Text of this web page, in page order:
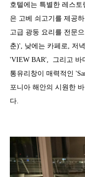
호텔에는 특별한 레스
은 고베 쇠고기를 제공
고급 광둥 요리를 전문
춘)', 낮에는 카페로, 저
'VIEW BAR', 그리고 바
통유리창이 매력적인
포니아 해안의 시원한
다.